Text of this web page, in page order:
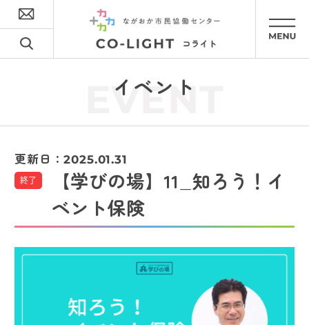
イベント
EVENT
更新日：2025.01.31
終了
【学びの場】11_知ろう！イ
ベント保険